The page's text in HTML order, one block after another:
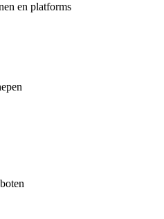
en platforms